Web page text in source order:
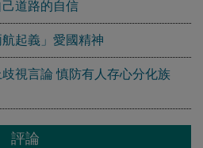
己道路的自信
航起義」愛國精神
歧視言論 慎防有人存心分化族
評論